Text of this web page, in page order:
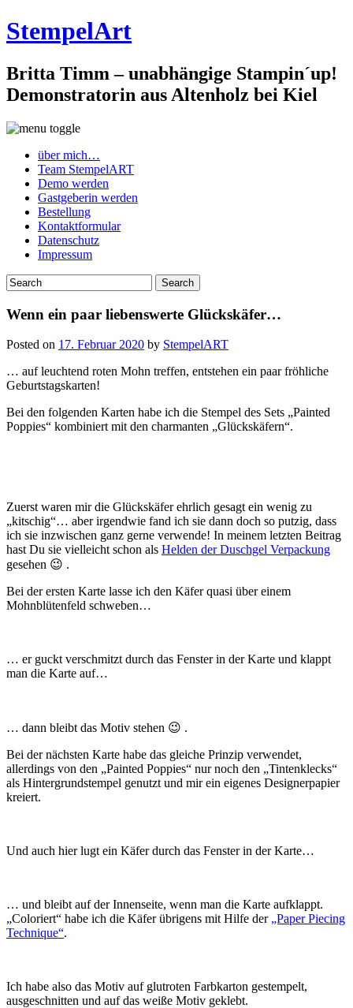
StempelArt
Britta Timm – unabhängige Stampin´up!
Demonstratorin aus Altenholz bei Kiel
über mich…
Team StempelART
Demo werden
Gastgeberin werden
Bestellung
Kontaktformular
Datenschutz
Impressum
Wenn ein paar liebenswerte Glückskäfer…
Posted on 17. Februar 2020 by StempelART
… auf leuchtend roten Mohn treffen, entstehen ein paar fröhliche
Geburtstagskarten!
Bei den folgenden Karten habe ich die Stempel des Sets „Painted
Poppies“ kombiniert mit den charmanten „Glückskäfern“.
Zuerst waren mir die Glückskäfer ehrlich gesagt ein wenig zu
„kitschig“… aber irgendwie fand ich sie dann doch so putzig, dass
ich sie inzwischen ganz gerne verwende! In meinem letzten Beitrag
hast Du sie vielleicht schon als Helden der Duschgel Verpackung
gesehen 😉 .
Bei der ersten Karte lasse ich den Käfer quasi über einem
Mohnblütenfeld schweben…
… er guckt verschmitzt durch das Fenster in der Karte und klappt
man die Karte auf…
… dann bleibt das Motiv stehen 😉 .
Bei der nächsten Karte habe das gleiche Prinzip verwendet,
allerdings von den „Painted Poppies“ nur noch den „Tintenklecks“
als Hintergrundstempel genutzt und mir ein eigenes Designerpapier
kreiert.
Und auch hier lugt ein Käfer durch das Fenster in der Karte…
… und bleibt auf der Innenseite, wenn man die Karte aufklappt.
„Coloriert“ habe ich die Käfer übrigens mit Hilfe der „Paper Piecing
Technique“.
Ich habe also das Motiv auf glutroten Farbkarton gestempelt,
ausgeschnitten und auf das weiße Motiv geklebt.